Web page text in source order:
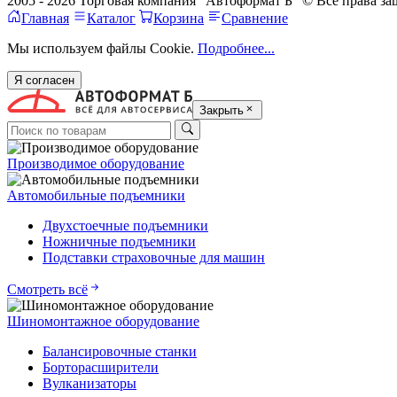
Главная
Каталог Корзина
Сравнение
Мы используем файлы Cookie. Подробнее...
Я согласен
Закрыть
Производимое оборудование
Автомобильные подъемники
Двухстоечные подъемники
Ножничные подъемники
Подставки страховочные для машин
Смотреть всё
Шиномонтажное оборудование
Балансировочные станки
Борторасширители
Вулканизаторы